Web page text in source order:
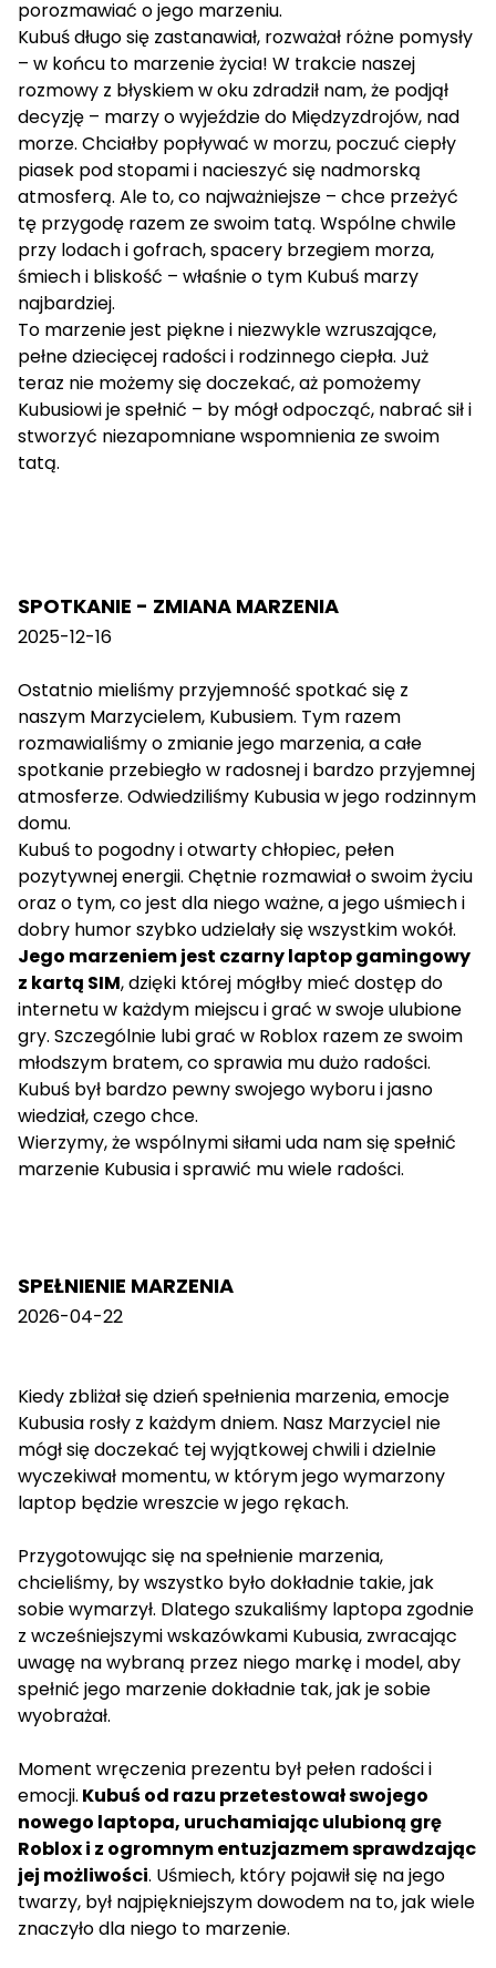
porozmawiać o jego marzeniu.
Kubuś długo się zastanawiał, rozważał różne pomysły
– w końcu to marzenie życia! W trakcie naszej
rozmowy z błyskiem w oku zdradził nam, że podjął
decyzję – marzy o wyjeździe do Międzyzdrojów, nad
morze. Chciałby popływać w morzu, poczuć ciepły
piasek pod stopami i nacieszyć się nadmorską
atmosferą. Ale to, co najważniejsze – chce przeżyć
tę przygodę razem ze swoim tatą. Wspólne chwile
przy lodach i gofrach, spacery brzegiem morza,
śmiech i bliskość – właśnie o tym Kubuś marzy
najbardziej.
To marzenie jest piękne i niezwykle wzruszające,
pełne dziecięcej radości i rodzinnego ciepła. Już
teraz nie możemy się doczekać, aż pomożemy
Kubusiowi je spełnić – by mógł odpocząć, nabrać sił i
stworzyć niezapomniane wspomnienia ze swoim
tatą.
SPOTKANIE - ZMIANA MARZENIA
2025-12-16
Ostatnio mieliśmy przyjemność spotkać się z
naszym Marzycielem, Kubusiem. Tym razem
rozmawialiśmy o zmianie jego marzenia, a całe
spotkanie przebiegło w radosnej i bardzo przyjemnej
atmosferze. Odwiedziliśmy Kubusia w jego rodzinnym
domu.
Kubuś to pogodny i otwarty chłopiec, pełen
pozytywnej energii. Chętnie rozmawiał o swoim życiu
oraz o tym, co jest dla niego ważne, a jego uśmiech i
dobry humor szybko udzielały się wszystkim wokół.
Jego marzeniem jest czarny laptop gamingowy
z kartą SIM, dzięki której mógłby mieć dostęp do
internetu w każdym miejscu i grać w swoje ulubione
gry. Szczególnie lubi grać w Roblox razem ze swoim
młodszym bratem, co sprawia mu dużo radości.
Kubuś był bardzo pewny swojego wyboru i jasno
wiedział, czego chce.
Wierzymy, że wspólnymi siłami uda nam się spełnić
marzenie Kubusia i sprawić mu wiele radości.
SPEŁNIENIE MARZENIA
2026-04-22
Kiedy zbliżał się dzień spełnienia marzenia, emocje
Kubusia rosły z każdym dniem. Nasz Marzyciel nie
mógł się doczekać tej wyjątkowej chwili i dzielnie
wyczekiwał momentu, w którym jego wymarzony
laptop będzie wreszcie w jego rękach.
Przygotowując się na spełnienie marzenia,
chcieliśmy, by wszystko było dokładnie takie, jak
sobie wymarzył. Dlatego szukaliśmy laptopa zgodnie
z wcześniejszymi wskazówkami Kubusia, zwracając
uwagę na wybraną przez niego markę i model, aby
spełnić jego marzenie dokładnie tak, jak je sobie
wyobrażał.
Moment wręczenia prezentu był pełen radości i
emocji. Kubuś od razu przetestował swojego
nowego laptopa, uruchamiając ulubioną grę
Roblox i z ogromnym entuzjazmem sprawdzając
jej możliwości. Uśmiech, który pojawił się na jego
twarzy, był najpiękniejszym dowodem na to, jak wiele
znaczyło dla niego to marzenie.